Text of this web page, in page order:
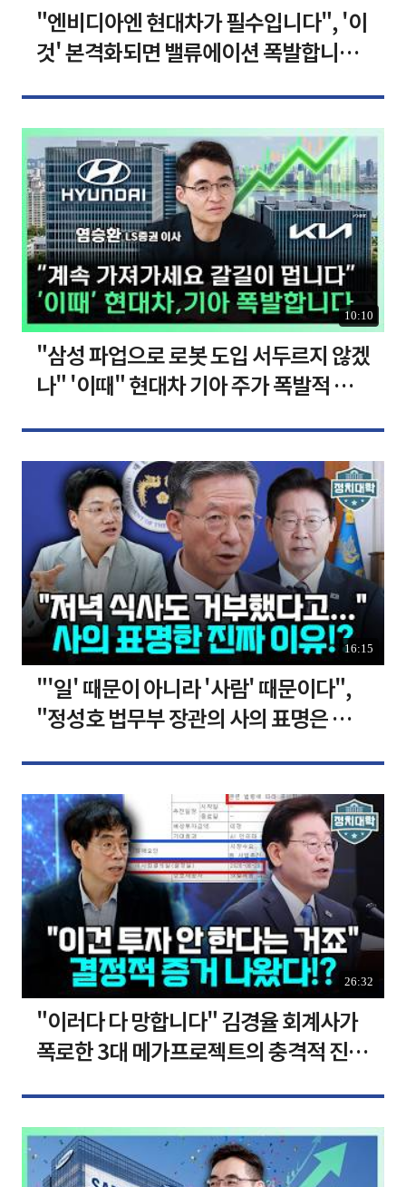
"엔비디아엔 현대차가 필수입니다", '이
것' 본격화되면 밸류에이션 폭발합니다
10:10
"삼성 파업으로 로봇 도입 서두르지 않겠
나" '이때" 현대차 기아 주가 폭발적 성
16:15
"'일' 때문이 아니라 '사람' 때문이다",
"정성호 법무부 장관의 사의 표명은 이재
26:32
"이러다 다 망합니다" 김경율 회계사가
폭로한 3대 메가프로젝트의 충격적 진실